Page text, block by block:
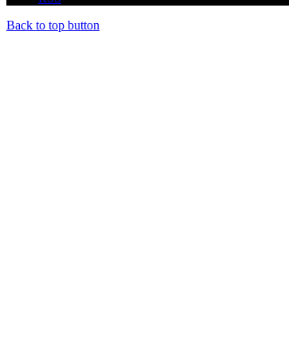
Back to top button